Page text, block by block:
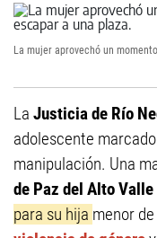
La mujer aprovechó un
La Justicia de Río
adolescente
manipulación. Una
de Paz del Alto Valle
para su hija menor